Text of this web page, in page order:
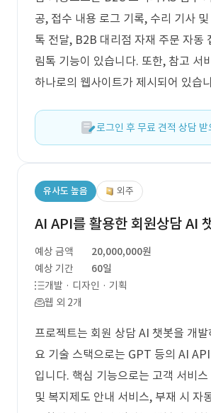
공, 접수 내용 로그 기록, 수리 기사
톡 전달, B2B 대리점 자재 주문 자동
림톡 기능이 있습니다. 또한, 참고 서
하나로의 웹사이트가 제시되어 있습
로그인 후 무료 견적 상담 받
유사도 높음 외주
AI API를 활용한 회원상담 AI
예상 금액
20,000,000원
예상 기간
60일
개발 · 디자인 · 기획
웹 외 2개
프로젝트는 회원 상담 AI 챗봇을 개
요 기술 스택으로는 GPT 등의 AI
입니다. 핵심 기능으로는 고객 서비
및 복지제도 안내 서비스, 부재 시 자